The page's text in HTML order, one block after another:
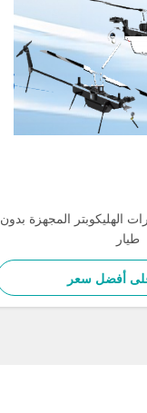
الهليكوبتر المجهزة بدون
طيار
أفضل سعر